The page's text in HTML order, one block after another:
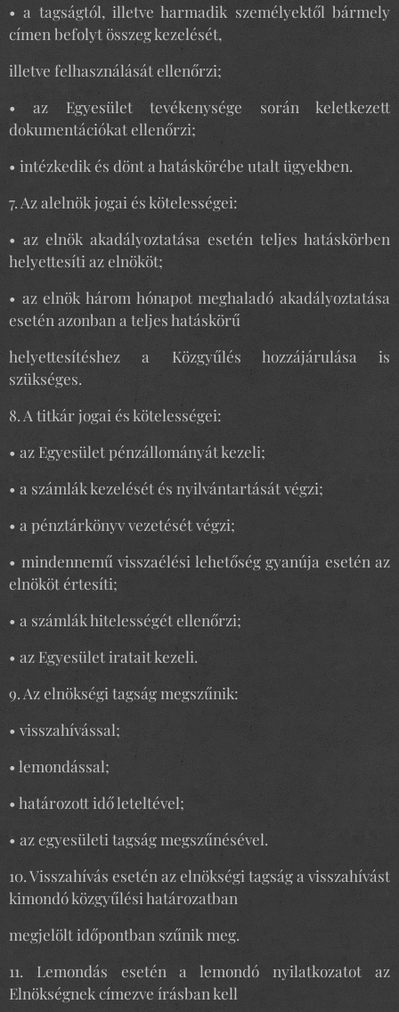
• a tagságtól, illetve harmadik személyektől bármely
címen befolyt összeg kezelését,
illetve felhasználását ellenőrzi;
• az Egyesület tevékenysége során keletkezett
dokumentációkat ellenőrzi;
• intézkedik és dönt a hatáskörébe utalt ügyekben.
7. Az alelnök jogai és kötelességei:
• az elnök akadályoztatása esetén teljes hatáskörben
helyettesíti az elnököt;
• az elnök három hónapot meghaladó akadályoztatása
esetén azonban a teljes hatáskörű
helyettesítéshez a Közgyűlés hozzájárulása is
szükséges.
8. A titkár jogai és kötelességei:
• az Egyesület pénzállományát kezeli;
• a számlák kezelését és nyilvántartását végzi;
• a pénztárkönyv vezetését végzi;
• mindennemű visszaélési lehetőség gyanúja esetén az
elnököt értesíti;
• a számlák hitelességét ellenőrzi;
• az Egyesület iratait kezeli.
9. Az elnökségi tagság megszűnik:
• visszahívással;
• lemondással;
• határozott idő leteltével;
• az egyesületi tagság megszűnésével.
10. Visszahívás esetén az elnökségi tagság a visszahívást
kimondó közgyűlési határozatban
megjelölt időpontban szűnik meg.
11. Lemondás esetén a lemondó nyilatkozatot az
Elnökségnek címezve írásban kell